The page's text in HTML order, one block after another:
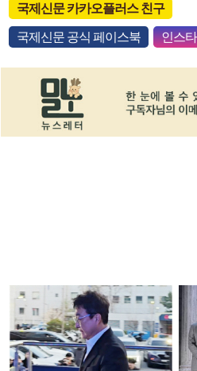
국제신문 카카오플러스 친구
국제신문 공식 페이스북 인스